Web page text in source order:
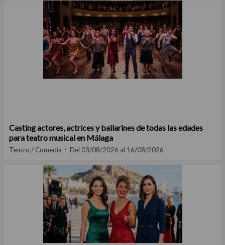
Casting actores, actrices y bailarines de todas las edades
para teatro musical en Málaga
Teatro / Comedia Del 03/08/2026 al 16/08/2026